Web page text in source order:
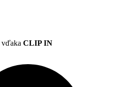
vďaka CLIP IN